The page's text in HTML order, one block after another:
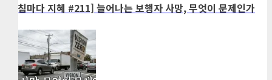
[아침마다 지혜 #211] 늘어나는 보행자 사망, 무엇이 문제인가